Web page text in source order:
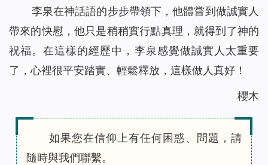
李泉在神話語的步步帶領下，他體嘗到做誠實人
帶來的快慰，他只是稍稍實行點真理，就得到了神的
祝福。在這樣的經歷中，李泉感覺做誠實人太重要
了，心裡很平安踏實、輕鬆釋放，這樣做人真好！
櫻木
如果您在信仰上有任何困惑、問題，請
隨時與我們聯繫。